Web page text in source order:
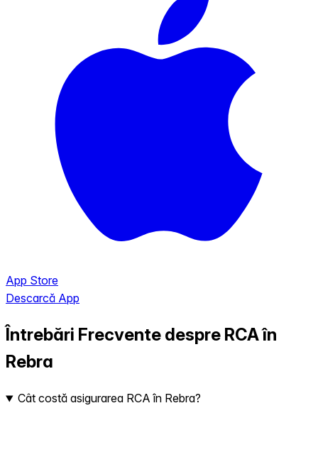
App Store
Descarcă App
Întrebări Frecvente despre RCA în
Rebra
Cât costă asigurarea RCA în Rebra?